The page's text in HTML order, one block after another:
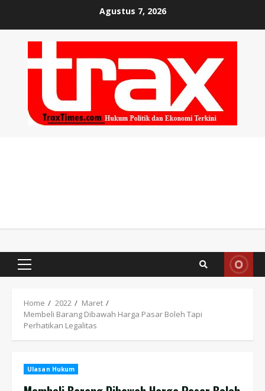
Agustus 7, 2026
Primary
Home 2022
Maret
Membeli Barang Dibawah Harga Pasar Boleh Tapi
Perhatikan Legalitas
Ulasan Hukum